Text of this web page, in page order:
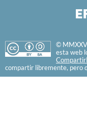
©
esta web
compartir libremente, pero